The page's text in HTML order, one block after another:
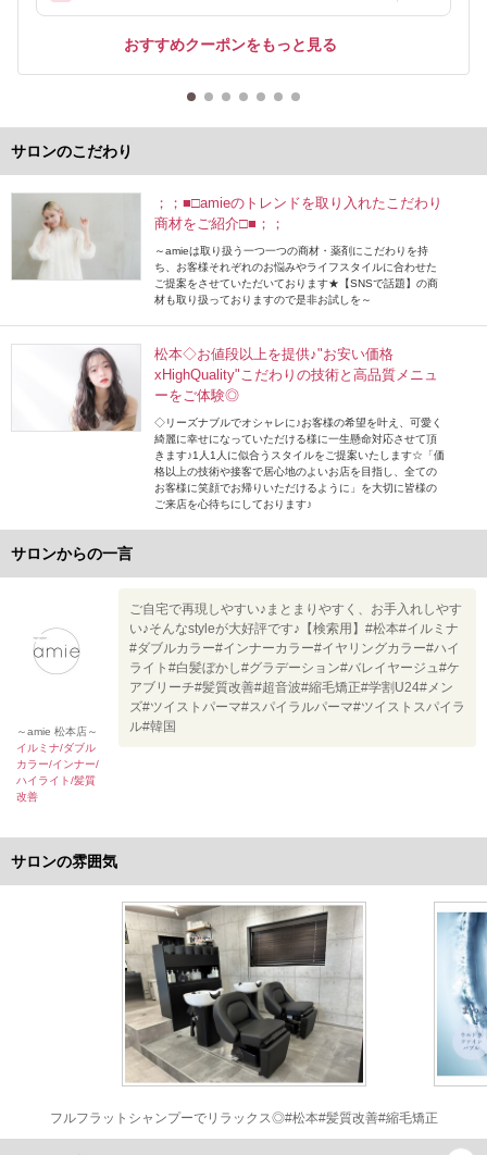
おすすめクーポンをもっと見る
サロンのこだわり
；；■□amieのトレンドを取り入れたこだわり
商材をご紹介□■；；
～amieは取り扱う一つ一つの商材・薬剤にこだわりを持
ち、お客様それぞれのお悩みやライフスタイルに合わせた
ご提案をさせていただいております★【SNSで話題】の商
材も取り扱っておりますので是非お試しを～
松本◇お値段以上を提供♪"お安い価格
xHighQuality"こだわりの技術と高品質メニュ
ーをご体験◎
◇リーズナブルでオシャレに♪お客様の希望を叶え、可愛く
綺麗に幸せになっていただける様に一生懸命対応させて頂
きます♪1人1人に似合うスタイルをご提案いたします☆「価
格以上の技術や接客で居心地のよいお店を目指し、全ての
お客様に笑顔でお帰りいただけるように」を大切に皆様の
ご来店を心待ちにしております♪
サロンからの一言
～amie 松本店～
イルミナ/ダブル
カラー/インナー/
ハイライト/髪質
改善
ご自宅で再現しやすい♪まとまりやすく、お手入れしやす
い♪そんなstyleが大好評です♪【検索用】#松本#イルミナ
#ダブルカラー#インナーカラー#イヤリングカラー#ハイ
ライト#白髪ぼかし#グラデーション#バレイヤージュ#ケ
アブリーチ#髪質改善#超音波#縮毛矯正#学割U24#メン
ズ#ツイストパーマ#スパイラルパーマ#ツイストスパイラ
ル#韓国
サロンの雰囲気
フルフラットシャンプーでリラックス◎#松本#髪質改善#縮毛矯正